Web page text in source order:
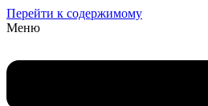
Перейти к содержимому
Меню